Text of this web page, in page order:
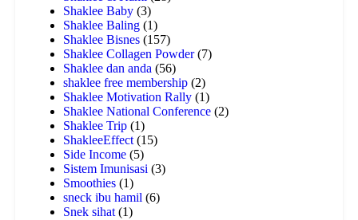
Shaklee Baby (3)
Shaklee Baling (1)
Shaklee Bisnes (157)
Shaklee Collagen Powder(7)
Shaklee dan anda (56)
shaklee free membership (2)
Shaklee Motivation Rally (1)
Shaklee National Conference (2)
Shaklee Trip (1)
ShakleeEffect (15)
Side Income (5)
Sistem Imunisasi (3)
Smoothies (1)
sneck ibu hamil (6)
Snek sihat (1)